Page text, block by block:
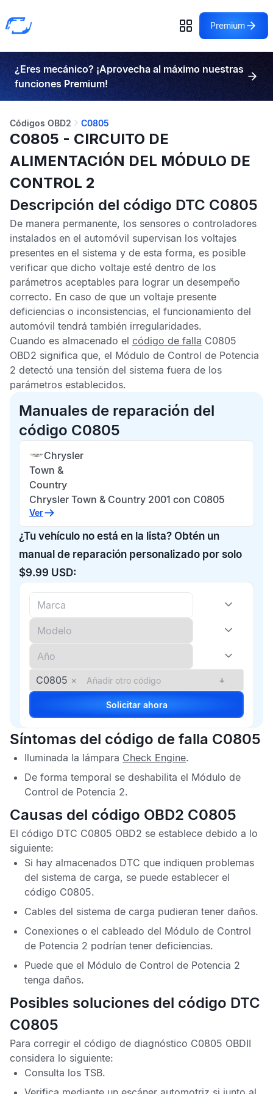
Premium
¿Eres mecánico? ¡Aprovecha al máximo nuestras
funciones Premium!
Códigos OBD2 C0805
C0805 - CIRCUITO DE
ALIMENTACIÓN DEL MÓDULO DE
CONTROL 2
Descripción del código DTC C0805
De manera permanente, los sensores o controladores
instalados en el automóvil supervisan los voltajes
presentes en el sistema y de esta forma, es posible
verificar que dicho voltaje esté dentro de los
parámetros aceptables para lograr un desempeño
correcto. En caso de que un voltaje presente
deficiencias o inconsistencias, el funcionamiento del
automóvil tendrá también irregularidades.
Cuando es almacenado el código de falla C0805
OBD2 significa que, el Módulo de Control de Potencia
2 detectó una tensión del sistema fuera de los
parámetros establecidos.
Manuales de reparación del
código C0805
Chrysler
Town &
Country
Chrysler Town & Country 2001 con C0805
Ver
¿Tu vehículo no está en la lista? Obtén un
manual de reparación personalizado por solo
$9.99 USD:
C0805 × +
Solicitar ahora
Síntomas del código de falla C0805
Iluminada la lámpara Check Engine.
De forma temporal se deshabilita el Módulo de
Control de Potencia 2.
Causas del código OBD2 C0805
El código DTC C0805 OBD2 se establece debido a lo
siguiente:
Si hay almacenados DTC que indiquen problemas
del sistema de carga, se puede establecer el
código C0805.
Cables del sistema de carga pudieran tener daños.
Conexiones o el cableado del Módulo de Control
de Potencia 2 podrían tener deficiencias.
Puede que el Módulo de Control de Potencia 2
tenga daños.
Posibles soluciones del código DTC
C0805
Para corregir el código de diagnóstico C0805 OBDII
considera lo siguiente:
Consulta los TSB.